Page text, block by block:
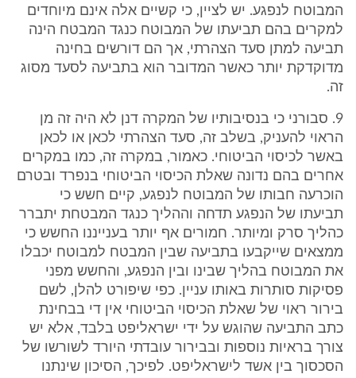
המבוטח לנפגע. יש לציין, כי קשיים אלה אינם מיוחדים
למקרים בהם תביעתו של המבוטח כנגד המבטח הינה
תביעה למתן סעד הצהרתי, אך הם דורשים בחינה
מדוקדקת יותר כאשר המדובר הוא בתביעה לסעד מסוג
זה.
9. סבורני כי בנסיבותיו של המקרה דנן לא היה זה מן
הראוי להעניק, בשלב זה, סעד הצהרתי לכאן או לכאן
באשר לכיסוי הביטוחי. כאמור, במקרה זה, כמו במקרים
אחרים בהם נדונה שאלת הכיסוי הביטוחי בנפרד ובטרם
הוכרעה חבותו של המבוטח לנפגע, קיים חשש כי
תביעתו של הנפגע תדחה וההליך כנגד המבטחת יתברר
כהליך סרק ומיותר. חמורים אף יותר בענייננו החשש כי
ממצאים שייקבעו בתביעה שבין המבטח למבוטח יכבלו
את המבוטח בהליך שבינו ובין הנפגע, והחשש מפני
פסיקות סותרות באותו עניין. כפי שיפורט להלן, לשם
בירור ראוי של שאלת הכיסוי הביטוחי אין די בבחינת
כתב התביעה שהוגש על ידי ישראליפט בלבד, אלא יש
צורך בראיות נוספות ובבירור עובדתי היורד לשורשו של
הסכסוך בין אשד לישראליפט. לפיכך, הסיכון שינתנו